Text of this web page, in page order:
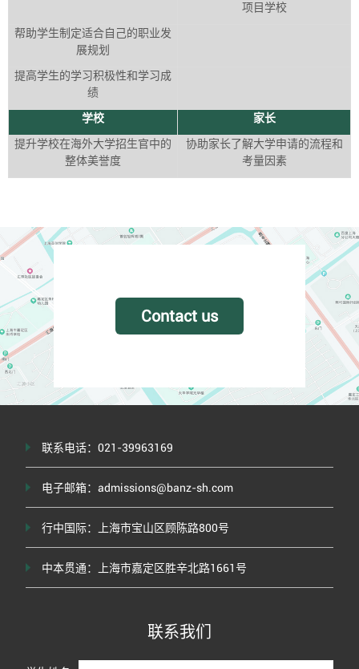
项目学校
帮助学生制定适合自己的职业发
展规划
提高学生的学习积极性和学习成
绩
学校 家长
提升学校在海外大学招生官中的
整体美誉度
协助家长了解大学申请的流程和
考量因素
Contact us
联系电话：021-39963169
电子邮箱：admissions@banz-sh.com
行中国际：上海市宝山区顾陈路800号
中本贯通：上海市嘉定区胜辛北路1661号
联系我们